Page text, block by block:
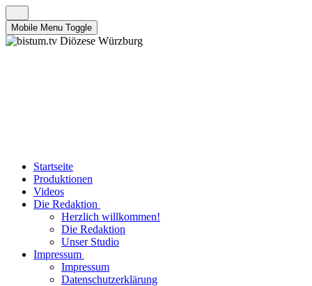
Mobile Menu Toggle
Startseite
Produktionen
Videos
Die Redaktion
Herzlich willkommen!
Die Redaktion
Unser Studio
Impressum
Impressum
Datenschutzerklärung